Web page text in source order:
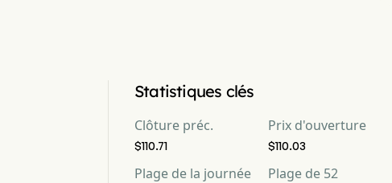
Statistiques clés
Clôture préc.
$110.71
Prix d'ouverture
$110.03
Plage de la journée
Plage de 52